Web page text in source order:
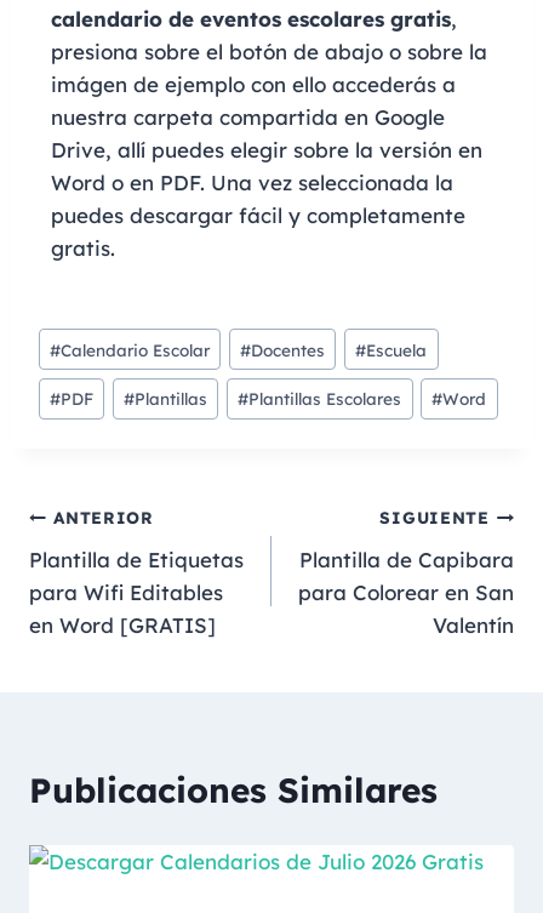
calendario de eventos escolares gratis,
presiona sobre el botón de abajo o sobre la
imágen de ejemplo con ello accederás a
nuestra carpeta compartida en Google
Drive, allí puedes elegir sobre la versión en
Word o en PDF. Una vez seleccionada la
puedes descargar fácil y completamente
gratis.
#Calendario Escolar #Docentes #Escuela
#PDF #Plantillas #Plantillas Escolares #Word
ANTERIOR
Plantilla de Etiquetas
para Wifi Editables
en Word [GRATIS]
SIGUIENTE
Plantilla de Capibara
para Colorear en San
Valentín
Publicaciones Similares